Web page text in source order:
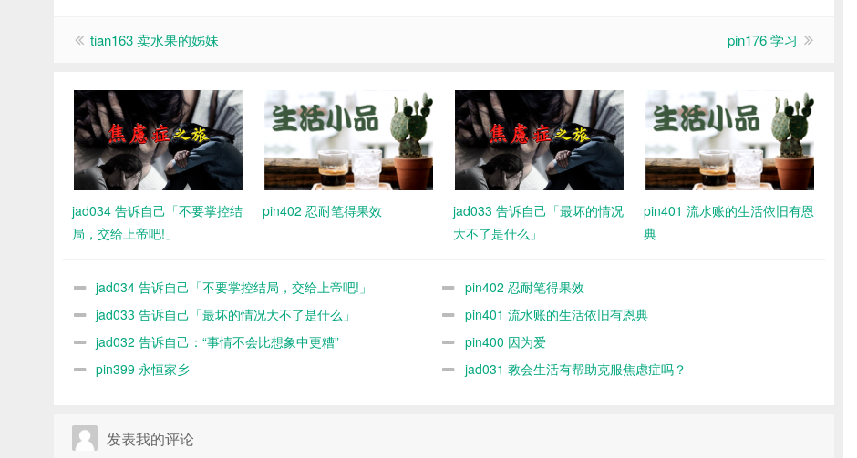
tian163 卖水果的姊妹 pin176 学习
jad034 告诉自己「不要掌控结
局，交给上帝吧!」
pin402 忍耐笔得果效
jad033 告诉自己「最坏的情况
大不了是什么」
pin401 流水账的生活依旧有恩
典
jad034 告诉自己「不要掌控结局，交给上帝吧!」
pin402 忍耐笔得果效
jad033 告诉自己「最坏的情况大不了是什么」
pin401 流水账的生活依旧有恩典
jad032 告诉自己：“事情不会比想象中更糟”
pin400 因为爱
pin399 永恒家乡
jad031 教会生活有帮助克服焦虑症吗？
发表我的评论